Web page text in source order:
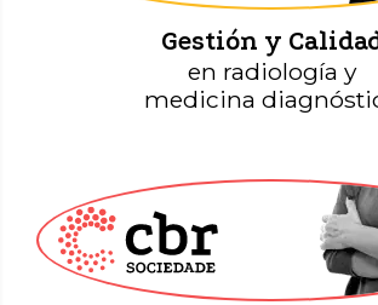
Gestión y
en radiología y
medicina
Sociedad CBR